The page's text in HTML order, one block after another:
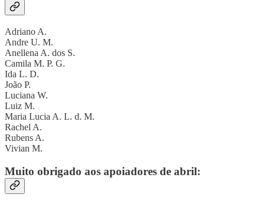
Adriano A.
Andre U. M.
Anellena A. dos S.
Camila M. P. G.
Ida L. D.
João P.
Luciana W.
Luiz M.
Maria Lucia A. L. d. M.
Rachel A.
Rubens A.
Vivian M.
Muito obrigado aos apoiadores de abril: